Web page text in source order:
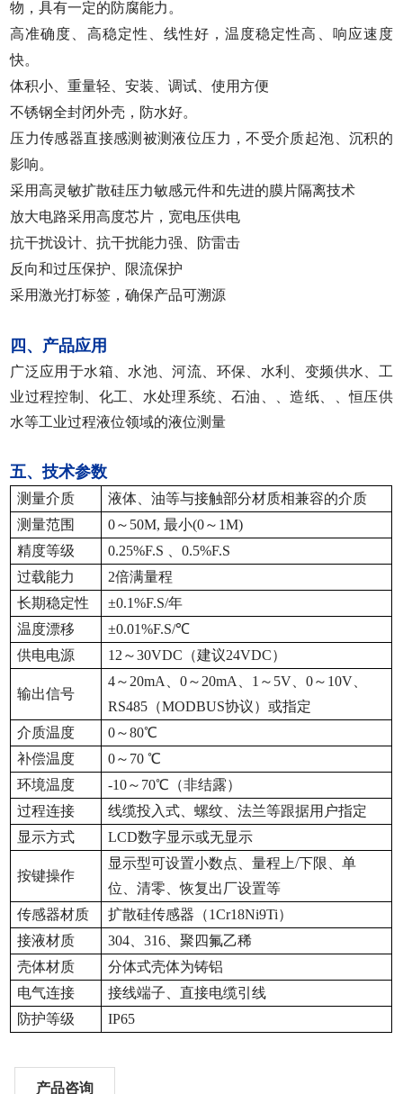
物，具有一定的防腐能力。
高准确度、高稳定性、线性好，温度稳定性高、响应速度
快。
体积小、重量轻、安装、调试、使用方便
不锈钢全封闭外壳，防水好。
压力传感器直接感测被测液位压力，不受介质起泡、沉积的
影响。
采用高灵敏扩散硅压力敏感元件和先进的膜片隔离技术
放大电路采用高度芯片，宽电压供电
抗干扰设计、抗干扰能力强、防雷击
反向和过压保护、限流保护
采用激光打标签，确保产品可溯源
四、产品应用
广泛应用于水箱、水池、河流、环保、水利、变频供水、工
业过程控制、化工、水处理系统、石油、、造纸、、恒压供
水等工业过程液位领域的液位测量
五、技术参数
测量介质
液体、油等与接触部分材质相兼容的介质
测量范围
0～50M, 最小(0～1M)
精度等级
0.25%F.S
、0.5%F.S
过载能力
2倍满量程
长期稳定性
±0.1%F.S/年
温度漂移
±0.01%F.S/℃
供电电源
12 ～30VDC（建议24VDC）
输出信号
4～20mA、0～20mA、1～5V、0～10V、
RS485（MODBUS协议）或指定
介质温度
0～80℃
补偿温度
0～70 ℃
环境温度
-10～70℃（非结露）
过程连接
线缆投入式、螺纹、法兰等跟据用户指定
显示方式
LCD数字显示或无显示
按键操作
显示型可设置小数点、量程上/下限、单
位、清零、恢复出厂设置等
传感器材质
扩散硅传感器（1Cr18Ni9Ti）
接液材质
304 、316、聚四氟乙稀
壳体材质
分体式壳体为铸铝
电气连接
接线端子、直接电缆引线
防护等级
IP65
产品咨询